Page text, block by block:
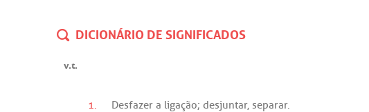
DICIONÁRIO DE SIGNIFICADOS
v.t.
1. Desfazer a ligação; desjuntar, separar.